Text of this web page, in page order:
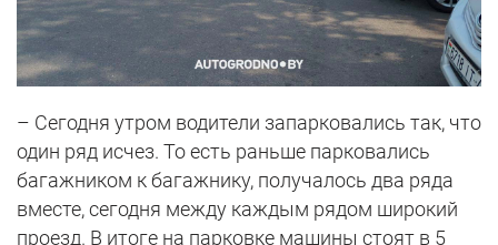
– Сегодня утром водители запарковались так, что
один ряд исчез. То есть раньше парковались
багажником к багажнику, получалось два ряда
вместе, сегодня между каждым рядом широкий
проезд. В итоге на парковке машины стоят в 5